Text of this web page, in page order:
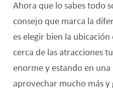
Ahora que lo sabes todo
consejo que marca la
es elegir bien la
cerca de las atracciones
enorme y estando en
aprovechar mucho más